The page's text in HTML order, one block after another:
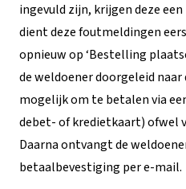
ingevuld zijn, krijgen deze
dient deze foutmeldingen
opnieuw op ‘Bestelling
de weldoener doorgeleid
mogelijk om te betalen via
debet- of kredietkaart) ofwel
Daarna ontvangt de
betaalbevestiging per e-mail.